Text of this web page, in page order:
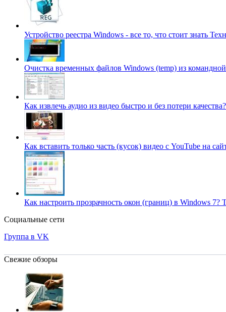
Устройство реестра Windows - все то, что стоит знать
Очистка временных файлов Windows (temp) из
Как извлечь аудио из видео быстро и без потери
Как вставить только часть (кусок) видео с YouTube на
Как настроить прозрачность окон (границ) в Windows 7?
Социальные сети
Группа в VK
Свежие обзоры